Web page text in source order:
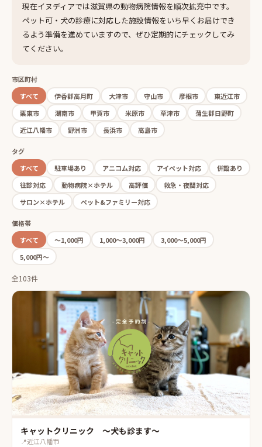
現在イヌディアでは滋賀県の動物病院情報を順次拡充中です。
ペット可・犬の診療に対応した施設情報をいち早くお届けでき
るよう準備を進めていますので、ぜひ定期的にチェックしてみ
てください。
市区町村
すべて
伊香郡高月町 大津市 守山市 彦根市
東近江市
栗東市
湖南市 甲賀市 米原市 草津市
蒲生郡日野町
近江八幡市
野洲市 長浜市 高島市
タグ
すべて
駐車場あり アニコム対応 アイペット対応
併設あり
往診対応
動物病院×ホテル 高評価
救急・夜間対応
サロン×ホテル
ペット&ファミリー対応
価格帯
すべて
〜1,000円 1,000〜3,000円
3,000〜5,000円
5,000円〜
全103件
キャットクリニック ～犬も診ます～
📍近江八幡市